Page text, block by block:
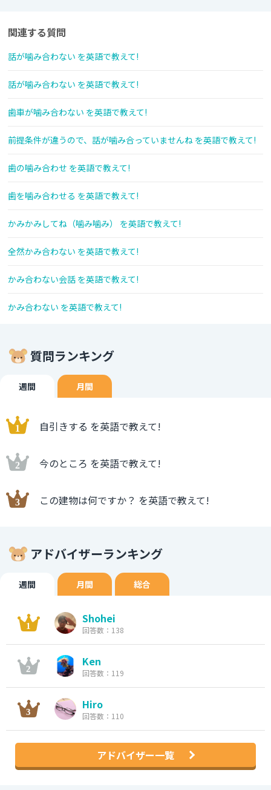
関連する質問
話が噛み合わない を英語で教えて!
話が噛み合わない を英語で教えて!
歯車が噛み合わない を英語で教えて!
前提条件が違うので、話が噛み合っていませんね を英語で教えて!
歯の噛み合わせ を英語で教えて!
歯を噛み合わせる を英語で教えて!
かみかみしてね（噛み噛み） を英語で教えて!
全然かみ合わない を英語で教えて!
かみ合わない会話 を英語で教えて!
かみ合わない を英語で教えて!
質問ランキング
週間 月間
自引きする を英語で教えて!
今のところ を英語で教えて!
この建物は何ですか？ を英語で教えて!
アドバイザーランキング
週間 月間 総合
Shohei
回答数：138
Ken
回答数：119
Hiro
回答数：110
アドバイザー一覧